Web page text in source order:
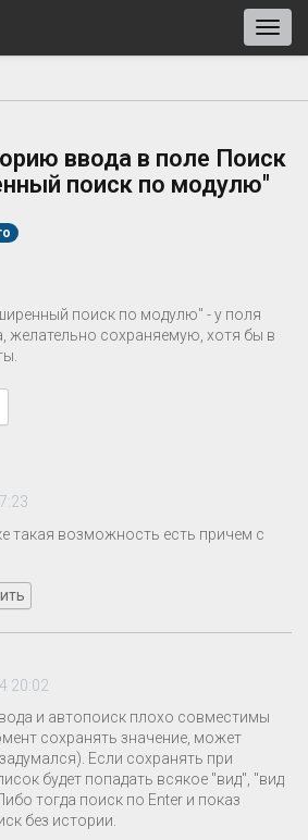
ввода в поле Поиск
поиск по модулю"
поиск по модулю" - у поля
желательно сохраняемую, хотя бы в
такая возможность есть причем с
20:02
и автопоиск плохо совместимы
сохранять значение, может
Если сохранять при
будет попадать всякое "вид", "вид
тогда поиск по Enter и показ
без истории.